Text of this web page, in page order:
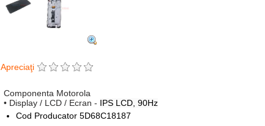
Apreciaţi
Componenta Motorola
• Display / LCD / Ecran - IPS LCD, 90Hz
Cod Producator 5D68C18187